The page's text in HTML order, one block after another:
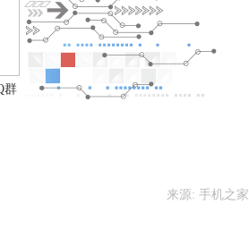
群
来源: 手机之家